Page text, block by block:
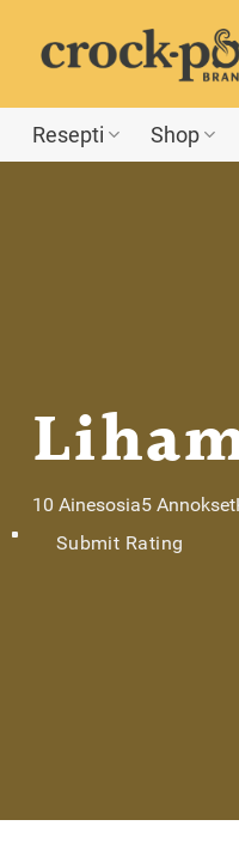
content
Resepti Shop
10 Ainesosia5 Annokset
Submit Rating